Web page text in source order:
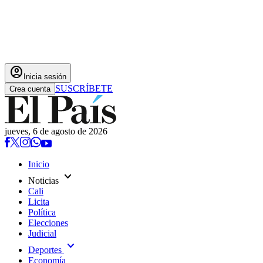
account_circle Inicia sesión
Crea cuenta SUSCRÍBETE
jueves, 6 de agosto de 2026
Inicio
Noticias expand_more
Cali
Licita
Política
Elecciones
Judicial
Deportes expand_more
Economía